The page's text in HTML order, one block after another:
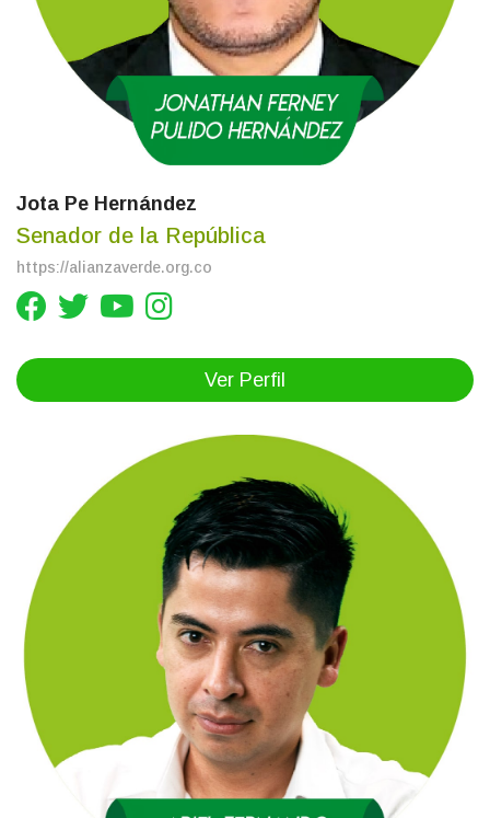
Jota Pe Hernández
Senador de la República
https://alianzaverde.org.co
Ver Perfil